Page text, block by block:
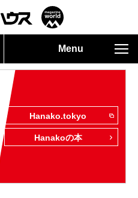
Menu
Hanako.tokyo
Hanakoの本